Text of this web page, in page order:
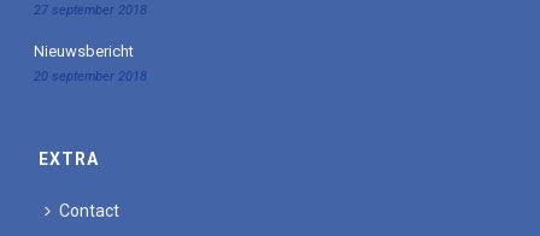
27 september 2018
Nieuwsbericht
20 september 2018
EXTRA
Contact